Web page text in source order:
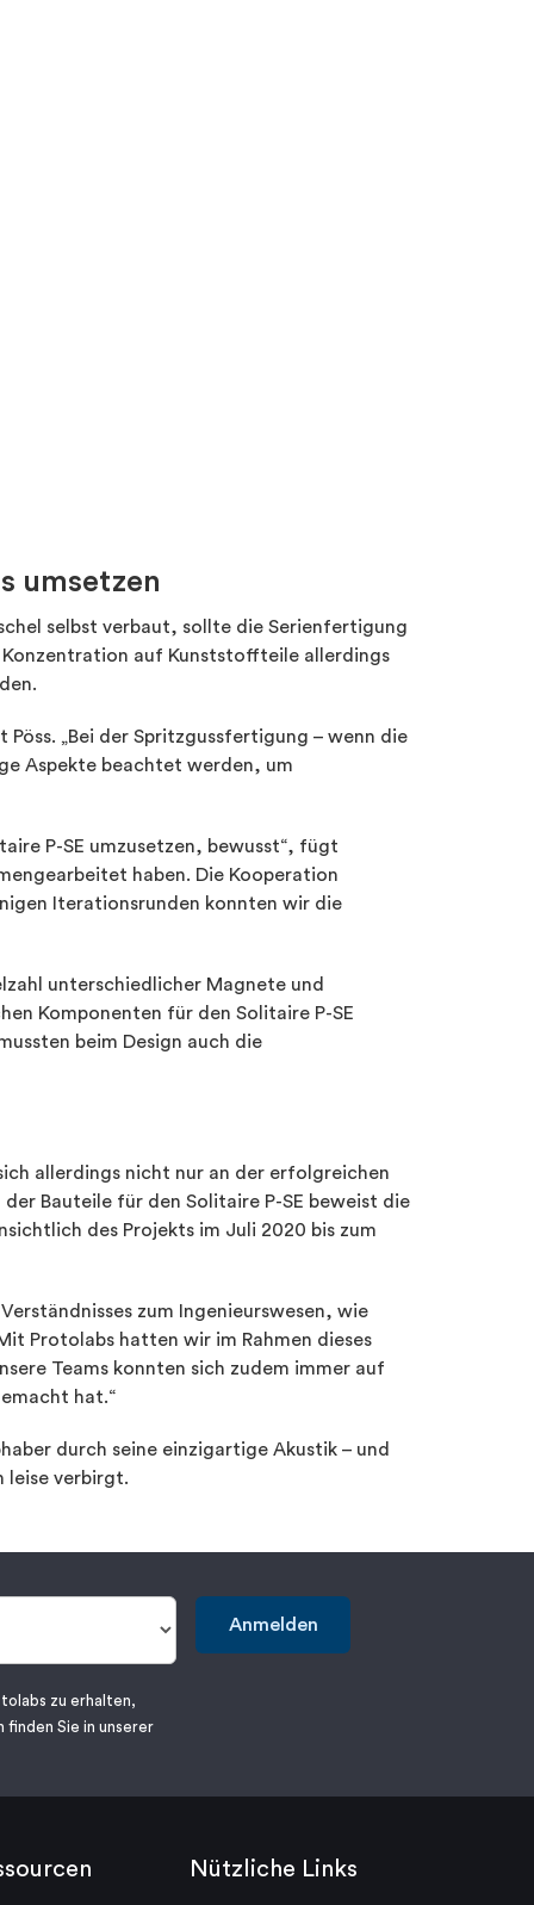
umsetzen
selbst verbaut, sollte die Serienfertigung
Konzentration auf Kunststoffteile allerdings
„Bei der Spritzgussfertigung – wenn die
Aspekte beachtet werden, um
P-SE umzusetzen, bewusst“, fügt
haben. Die Kooperation
Iterationsrunden konnten wir die
unterschiedlicher Magnete und
Komponenten für den Solitaire P-SE
beim Design auch die
allerdings nicht nur an der erfolgreichen
Bauteile für den Solitaire P-SE beweist die
des Projekts im Juli 2020 bis zum
zum Ingenieurswesen, wie
Protolabs hatten wir im Rahmen dieses
Teams konnten sich zudem immer auf
hat.“
durch seine einzigartige Akustik – und
leise verbirgt.
Anmelden
zu erhalten,
Sie in unserer
Nützliche Links